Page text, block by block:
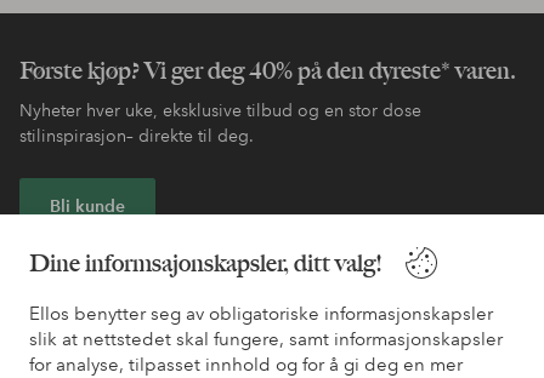
Dine informsajonskapsler, ditt valg!
Ellos benytter seg av obligatoriske informasjonskapsler
slik at nettstedet skal fungere, samt informasjonskapsler
for analyse, tilpasset innhold og for å gi deg en mer
Første kjøp? Vi ger deg 40% på den dyreste* varen.
Nyheter hver uke, eksklusive tilbud og en stor dose
stilinspirasjon– direkte til deg.
Bli kunde
* Se tilbudsvilkår ved registrering
Trenger du hjelp?